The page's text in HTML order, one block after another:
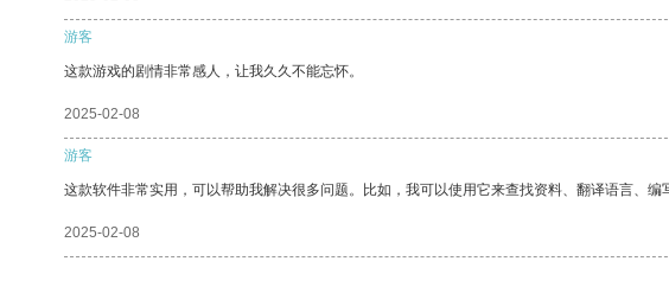
游客
这款游戏的剧情非常感人，让我久久不能忘怀。
2025-02-08
游客
这款软件非常实用，可以帮助我解决很多问题。比如，我可以使用它来查找资料、翻译语言、编
2025-02-08